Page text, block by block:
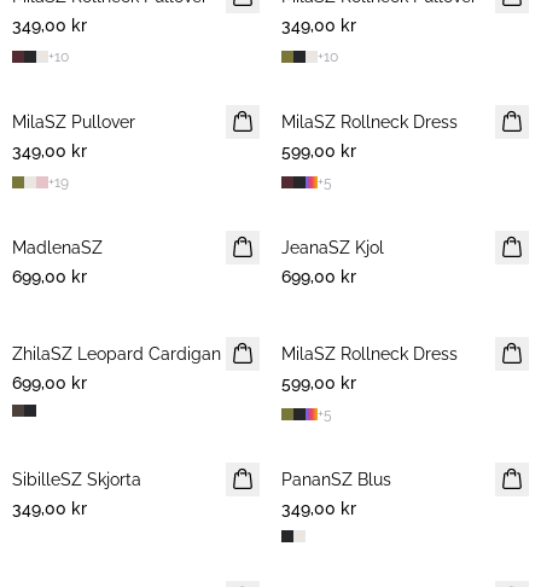
349,00 kr
+10
349,00 kr
+10
NYHET
MilaSZ Pullover
349,00 kr
+19
NYHET
MilaSZ Rollneck Dress
599,00 kr
+5
NYHET
MadlenaSZ
699,00 kr
NYHET
JeanaSZ Kjol
699,00 kr
ZhilaSZ Leopard Cardigan
699,00 kr
NYHET
MilaSZ Rollneck Dress
599,00 kr
+5
NYHET
SibilleSZ Skjorta
349,00 kr
NYHET
PananSZ Blus
349,00 kr